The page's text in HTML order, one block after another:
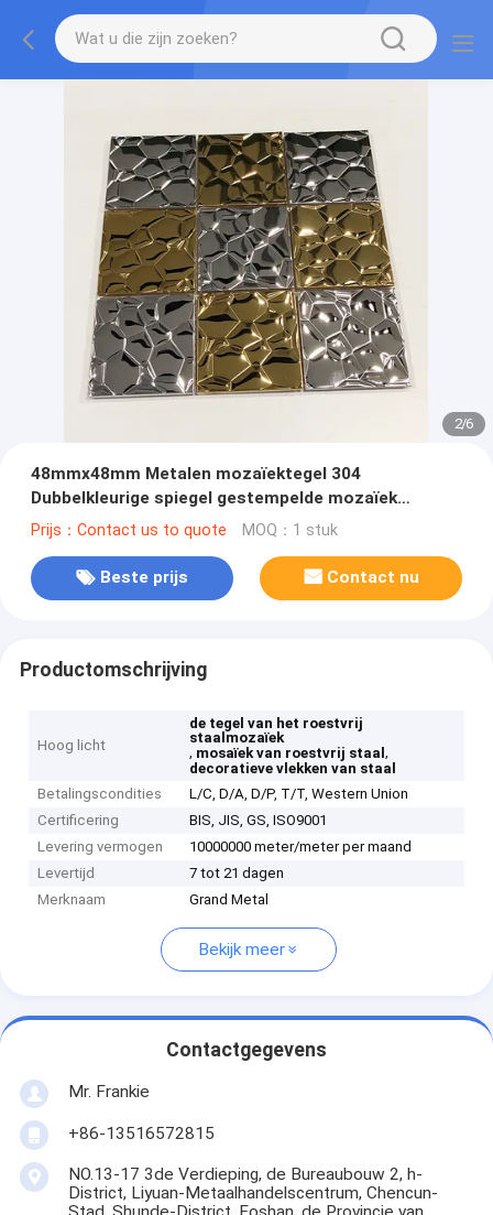
2/6
48mmx48mm Metalen mozaïektegel 304
Dubbelkleurige spiegel gestempelde mozaïek
roestvrijstalen tegels
Prijs：Contact us to quote MOQ：1 stuk
Beste prijs Contact nu
Productomschrijving
Hoog licht
de tegel van het roestvrij
staalmozaïek
, mosaïek van roestvrij staal,
decoratieve vlekken van staal
Betalingscondities
L/C, D/A, D/P, T/T, Western Union
Certificering
BIS, JIS, GS, ISO9001
Levering vermogen
10000000 meter/meter per maand
Levertijd
7 tot 21 dagen
Merknaam
Grand Metal
Bekijk meer
Contactgegevens
Mr. Frankie
+86-13516572815
NO.13-17 3de Verdieping, de Bureaubouw 2, h-
District, Liyuan-Metaalhandelscentrum, Chencun-